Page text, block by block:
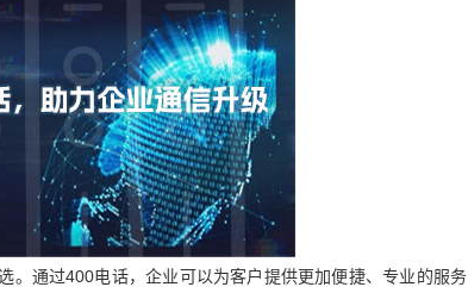
。通过400电话，企业可以为客户提供更加便捷、专业的服务